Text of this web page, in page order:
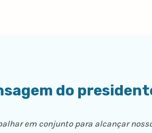
do
em conjunto para alcançar